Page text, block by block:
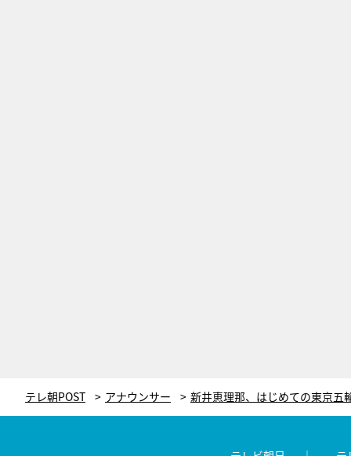
テレ朝POST アナウンサー